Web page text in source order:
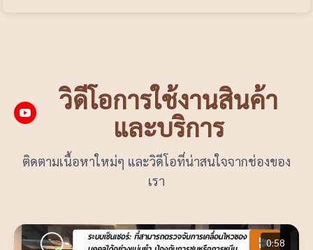
วิดีโอการใช้งานสินค้า
และบริการ
ติดตามเนื้อหาใหม่ๆ และวิดีโอที่น่าสนใจจากช่องของ
เรา
0:58